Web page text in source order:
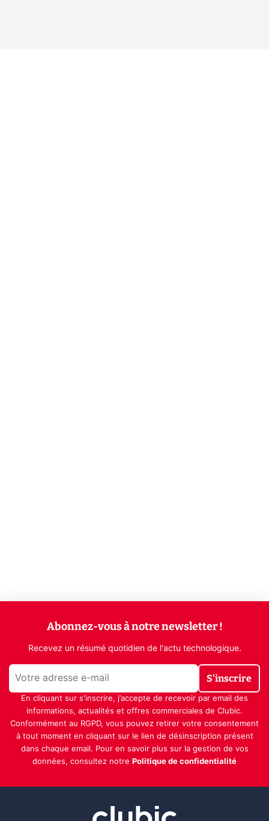
Abonnez-vous à notre newsletter !
Recevez un résumé quotidien de l'actu technologique.
S'inscrire
En cliquant sur s'inscrire, j’accepte de recevoir par email des
informations, actualités et offres commerciales de Clubic.
Conformément au RGPD, vous pouvez retirer votre consentement
à tout moment en cliquant sur le lien de désinscription présent
dans chaque email. Pour en savoir plus sur la gestion de vos
données, consultez notre Politique de confidentialité